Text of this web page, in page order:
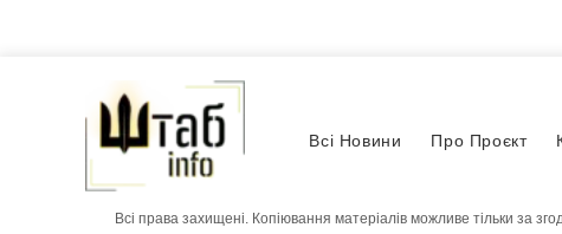
Всі Новини Про Проєкт
Всі права захищені. Копіювання матеріалів можливе тільки за